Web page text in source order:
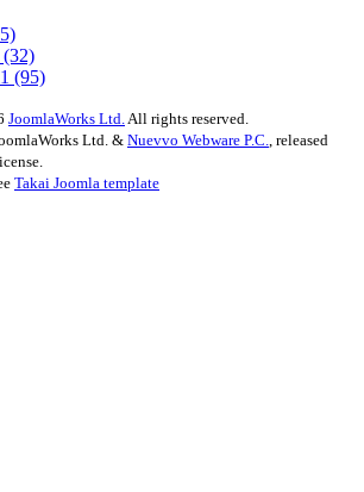
(32)
(95)
JoomlaWorks Ltd. All rights reserved.
Ltd. & Nuevvo Webware P.C.
, released
Takai Joomla template